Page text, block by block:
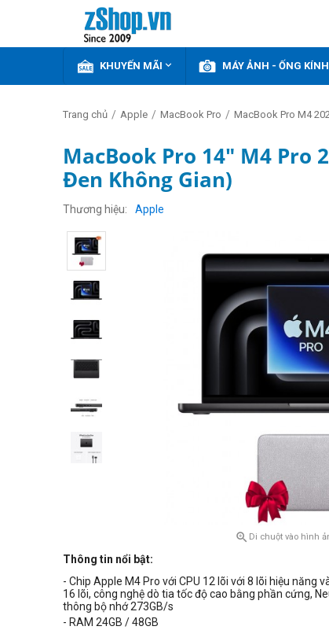
KHUYẾN MÃI  MÁY ẢNH - ỐNG KÍNH
Trang chủ / Apple / MacBook Pro / MacBook Pro M4
MacBook Pro 14" M4 Pro
Đen Không Gian)
Thương hiệu Apple
 Di chuột vào hình
Thông tin nổi bật:
- Chip Apple M4 Pro với CPU 12 lõi với 8 lõi hiệu năng
16 lõi, công nghệ dò tia tốc độ cao bằng phần cứng,
thông bộ nhớ 273GB/s
- RAM 24GB / 48GB